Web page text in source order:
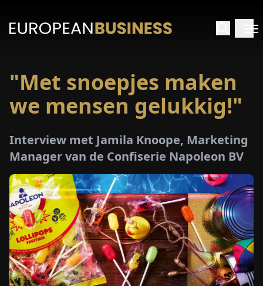
"Met snoepjes maken
we mensen gelukkig!"
Interview met Jamila Knoope, Marketing
Manager van de Confiserie Napoleon BV